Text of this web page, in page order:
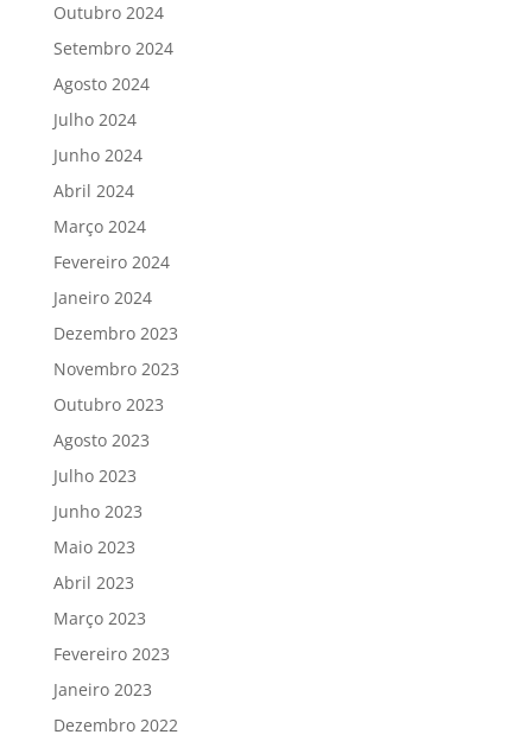
Outubro 2024
Setembro 2024
Agosto 2024
Julho 2024
Junho 2024
Abril 2024
Março 2024
Fevereiro 2024
Janeiro 2024
Dezembro 2023
Novembro 2023
Outubro 2023
Agosto 2023
Julho 2023
Junho 2023
Maio 2023
Abril 2023
Março 2023
Fevereiro 2023
Janeiro 2023
Dezembro 2022